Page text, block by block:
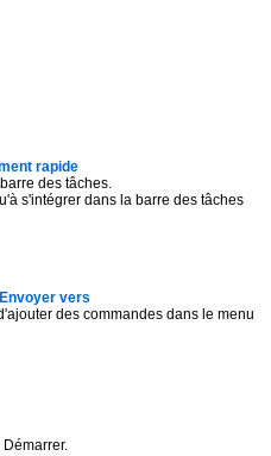
rapide
des tâches.
s'intégrer dans la barre des tâches
vers
des commandes dans le menu